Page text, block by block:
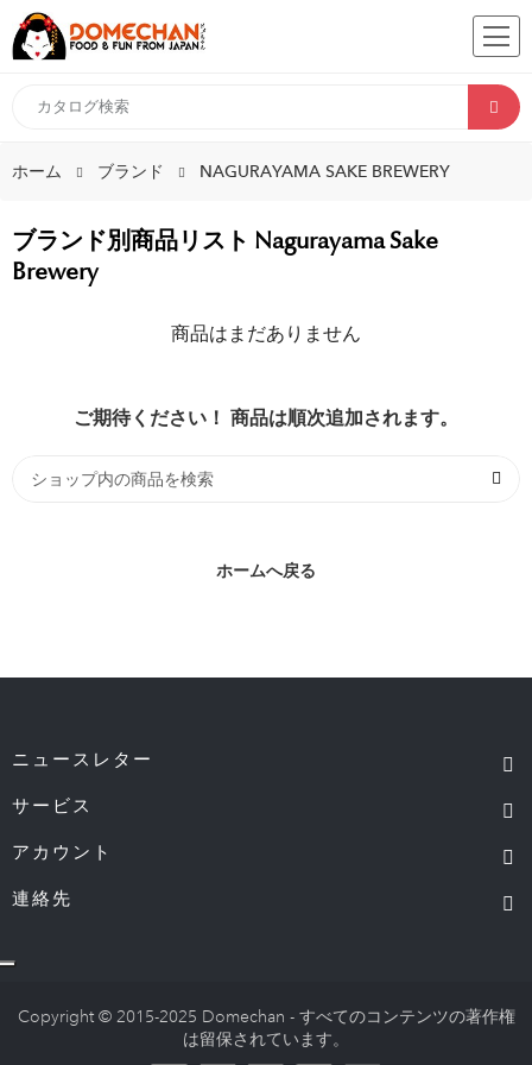
ホーム ブランド NAGURAYAMA SAKE BREWERY
ブランド別商品リスト Nagurayama Sake
Brewery
商品はまだありません
ご期待ください！ 商品は順次追加されます。
ホームへ戻る
ニュースレター
サービス
アカウント
連絡先
Copyright © 2015-2025 Domechan - すべてのコンテンツの著作権
は留保されています。